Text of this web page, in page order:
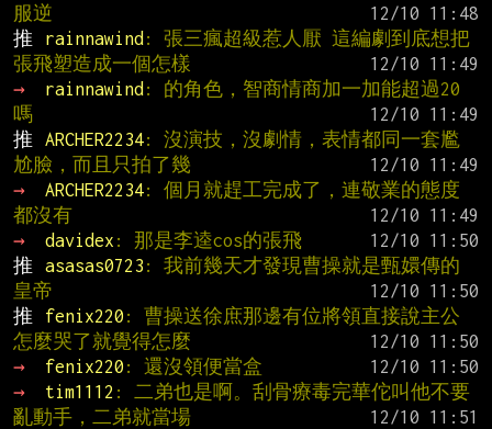
服逆
推
rainnawind : 張三瘋超級惹人厭 這編劇到底想把
張飛塑造成一個怎樣
→
rainnawind : 的角色，智商情商加一加能超過20
嗎
推
ARCHER2234: 沒演技，沒劇情，表情都同一套尷
尬臉，而且只拍了幾
→
ARCHER2234: 個月就趕工完成了，連敬業的態度
都沒有
→
davidex : 那是李逵cos的張飛
推
asasas0723 : 我前幾天才發現曹操就是甄嬛傳的
皇帝
推
fenix220 : 曹操送徐庶那邊有位將領直接說主公
怎麼哭了就覺得怎麼
→
fenix220 : 還沒領便當盒
→
tim1112 : 二弟也是啊。刮骨療毒完華佗叫他不要
亂動手，二弟就當場